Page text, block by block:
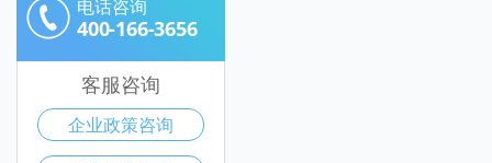
电话咨询
400-166-3656
客服咨询
企业政策咨询